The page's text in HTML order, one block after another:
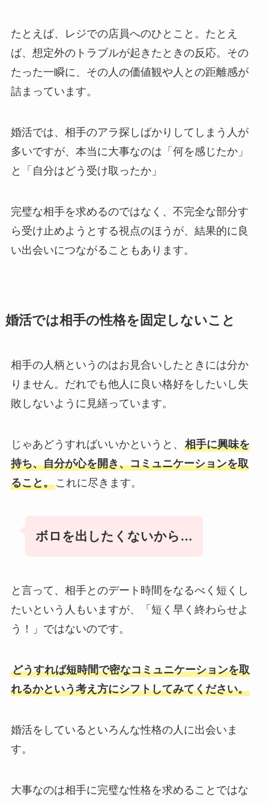
たとえば、レジでの店員へのひとこと。たとえ
ば、想定外のトラブルが起きたときの反応。その
たった一瞬に、その人の価値観や人との距離感が
詰まっています。
婚活では、相手のアラ探しばかりしてしまう人が
多いですが、本当に大事なのは「何を感じたか」
と「自分はどう受け取ったか」
完璧な相手を求めるのではなく、不完全な部分す
ら受け止めようとする視点のほうが、結果的に良
い出会いにつながることもあります。
婚活では相手の性格を固定しないこと
相手の人柄というのはお見合いしたときには分か
りません。だれでも他人に良い格好をしたいし失
敗しないように見繕っています。
じゃあどうすればいいかというと、 相手に興味を
持ち、自分が心を開き、コミュニケーションを取
ること。これに尽きます。
ボロを出したくないから…
と言って、相手とのデート時間をなるべく短くし
たいという人もいますが、「短く早く終わらせよ
う！」ではないのです。
どうすれば短時間で密なコミュニケーションを取
れるかという考え方にシフトしてみてください。
婚活をしているといろんな性格の人に出会いま
す。
大事なのは相手に完璧な性格を求めることではな